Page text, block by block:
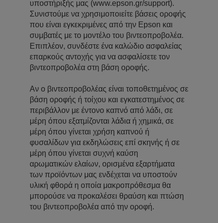
υποστήριξής μας (www.epson.gr/support).
Συνιστούμε να χρησιμοποιείτε βάσεις οροφής
που είναι εγκεκριμένες από την Epson και
συμβατές με το μοντέλο του βιντεοπροβολέα.
Επιπλέον, συνδέστε ένα καλώδιο ασφαλείας
επαρκούς αντοχής για να ασφαλίσετε τον
βιντεοπροβολέα στη βάση οροφής.
Αν ο βιντεοπροβολέας είναι τοποθετημένος σε
βάση οροφής ή τοίχου και εγκατεστημένος σε
περιβάλλον με έντονο καπνό από λάδι, σε
μέρη όπου εξατμίζονται λάδια ή χημικά, σε
μέρη όπου γίνεται χρήση καπνού ή
φυσαλίδων για εκδηλώσεις επί σκηνής ή σε
μέρη όπου γίνεται συχνή καύση
αρωματικών ελαίων, ορισμένα εξαρτήματα
των προϊόντων μας ενδέχεται να υποστούν
υλική φθορά η οποία μακροπρόθεσμα θα
μπορούσε να προκαλέσει θραύση και πτώση
του βιντεοπροβολέα από την οροφή.